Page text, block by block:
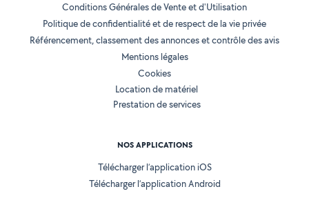
Conditions Générales de Vente et d'Utilisation
Politique de confidentialité et de respect de la vie privée
Référencement, classement des annonces et contrôle des avis
Mentions légales
Cookies
Location de matériel
Prestation de services
NOS APPLICATIONS
Télécharger l’application iOS
Télécharger l’application Android